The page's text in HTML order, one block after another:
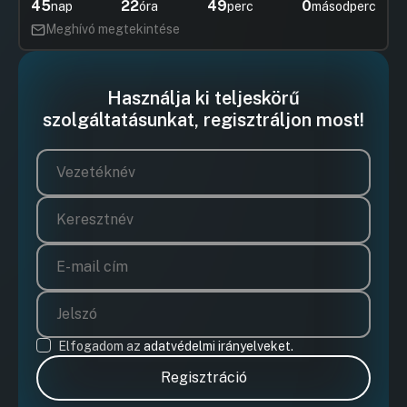
45nap 22óra 49perc 0másodperc
Meghívó megtekintése
Használja ki teljeskörű
szolgáltatásunkat, regisztráljon most!
Elfogadom az adatvédelmi irányelveket.
Regisztráció